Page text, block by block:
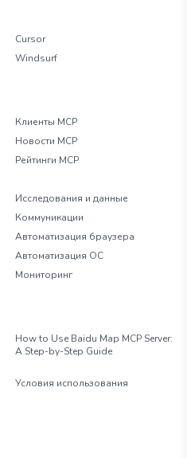
Cursor
Windsurf
Клиенты MCP
Новости MCP
Рейтинги MCP
Исследования и данные
Коммуникации
Автоматизация браузера
Автоматизация ОС
Мониторинг
How to Use Baidu Map MCP Server:
A Step-by-Step Guide
Условия использования